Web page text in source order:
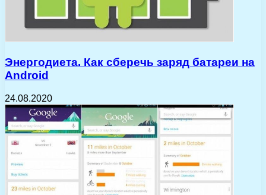
Энергодиета. Как сберечь заряд батареи на
Android
24.08.2020